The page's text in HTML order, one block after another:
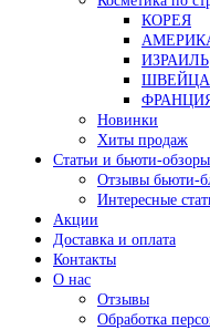
КОРЕЯ
ИЗРАИЛЬ
Новинки
Хиты продаж
Статьи и бьюти-обзоры
Отзывы бьюти-
Интересные
Акции
Доставка и оплата
Контакты
О нас
Отзывы
Обработка